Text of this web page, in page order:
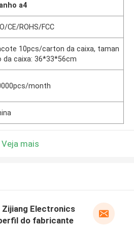
a4
CE/ROHS/FCC
10pcs/carton da caixa, taman
da caixa: 36*33*56cm
month
Veja mais
Zijiang Electronics
do fabricante